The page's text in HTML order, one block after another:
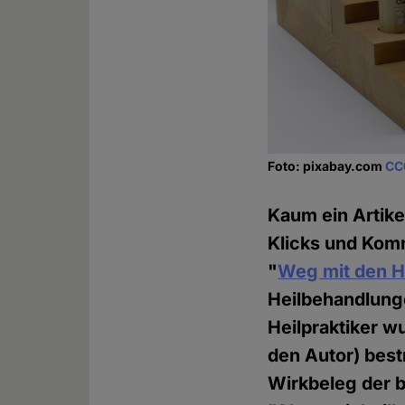
Foto: pixabay.com
Kaum ein
Klicks und
"Weg mit den
Heilpraktiker
den Autor)
Wirkbeleg der